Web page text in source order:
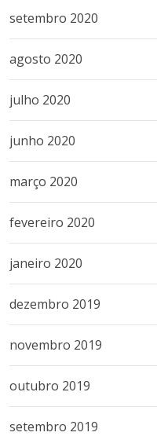
setembro 2020
agosto 2020
julho 2020
junho 2020
março 2020
fevereiro 2020
janeiro 2020
dezembro 2019
novembro 2019
outubro 2019
setembro 2019